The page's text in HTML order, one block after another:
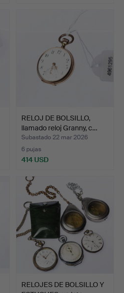
RELOJ DE BOLSILLO,
llamado reloj Granny, c…
Subastado 22 mar 2026
6 pujas
414 USD
RELOJES DE BOLSILLO Y